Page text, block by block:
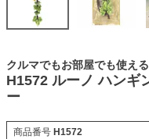
クルマでもお部屋でも使え
H1572 ルーノ ハンギ
ー
商品番号 H1572